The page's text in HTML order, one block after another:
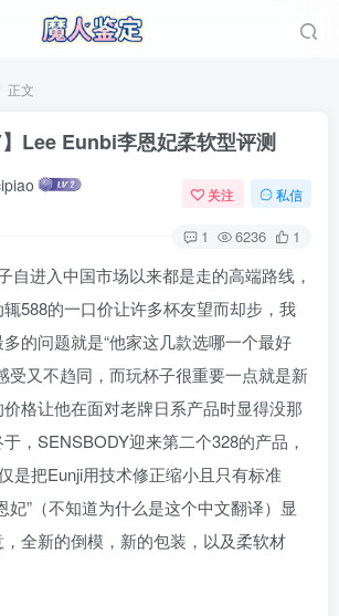
正文
】Lee Eunbi李恩妃柔软型评测
关注 私信
1 6236 1
自进入中国市场以来都是走的高端路线，
588的一口价让许多杯友望而却步，我
的问题就是“他家这几款选哪一个最好
受又不趋同，而玩杯子很重要一点就是新
格让他在面对老牌日系产品时显得没那
，SENSBODY迎来第二个328的产品，
是把Eunji用技术修正缩小且只有标准
妃”（不知道为什么是这个中文翻译）显
全新的倒模，新的包装，以及柔软材